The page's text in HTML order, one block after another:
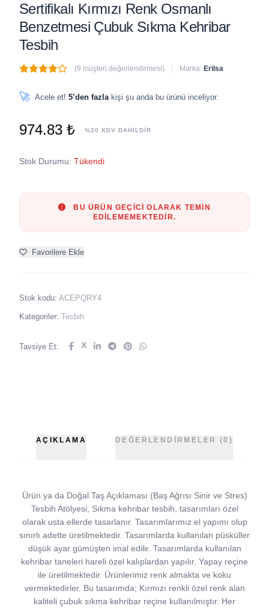
Sertifikalı Kırmızı Renk Osmanlı
Benzetmesi Çubuk Sıkma Kehribar
Tesbih
(9 müşteri değerlendirmesi) Marka: Erilsa
🚀 Acele et! 5’den fazla kişi şu anda bu ürünü inceliyor.
974.83 ₺ %20 KDV DAHİLDİR
Stok Durumu: Tükendi
BU ÜRÜN GEÇICI OLARAK TEMIN
EDILEMEMEKTEDIR.
Favorilere Ekle
Stok kodu: ACEPQRY4
Kategoriler: Tesbih
Tavsiye Et: X
AÇIKLAMA DEĞERLENDIRMELER (0)
Ürün ya da Doğal Taş Açıklaması (Baş Ağrısı Sinir ve Stres)
Tesbih Atölyesi, Sıkma kehribar tesbih, tasarımları özel
olarak usta ellerde tasarlanır. Tasarımlarımız el yapımı olup
sınırlı adette üretilmektedir. Tasarımlarda kullanılan püsküller
düşük ayar gümüşten imal edilir. Tasarımlarda kullanılan
kehribar taneleri hareli özel kalıplardan yapılır. Yapay reçine
ile üretilmektedir. Ürünlerimiz renk almakta ve koku
vermektedirler. Bu tasarımda; Kırmızı renkli özel renk alan
kaliteli çubuk sıkma kehribar reçine kullanılmıştır. Her